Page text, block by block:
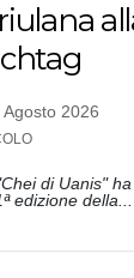
Agosto 2026
di Uanis"
edizione della...